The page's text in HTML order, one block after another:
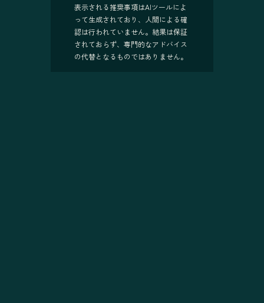
表示される推奨事項はAIツールによ
って生成されており、人間による確
認は行われていません。結果は保証
されておらず、専門的なアドバイス
の代替となるものではありません。